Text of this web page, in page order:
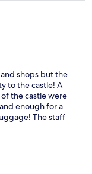
shops but the
to the castle! A
the castle were
enough for a
The staff
which tour to pick.